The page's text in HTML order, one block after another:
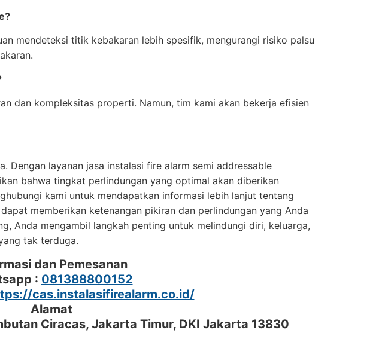
mendeteksi titik kebakaran lebih spesifik, mengurangi risiko palsu
dan kompleksitas properti. Namun, tim kami akan bekerja efisien
Dengan layanan jasa instalasi fire alarm semi addressable
bahwa tingkat perlindungan yang optimal akan diberikan
kami untuk mendapatkan informasi lebih lanjut tentang
memberikan ketenangan pikiran dan perlindungan yang Anda
Anda mengambil langkah penting untuk melindungi diri, keluarga,
tak terduga.
dan Pemesanan
: 081388800152
cas.instalasifirealarm.co.id/
Alamat
Ciracas, Jakarta Timur, DKI Jakarta 13830